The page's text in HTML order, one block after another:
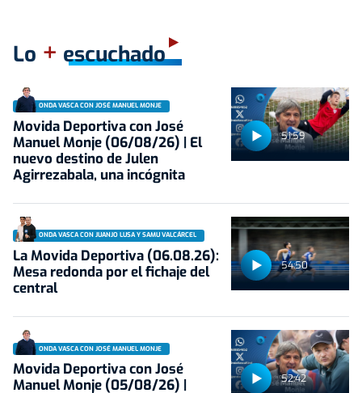
Lo + escuchado
51:59
ONDA VASCA CON JOSÉ MANUEL MONJE
Movida Deportiva con José
Manuel Monje (06/08/26) | El
nuevo destino de Julen
Agirrezabala, una incógnita
54:50
ONDA VASCA CON JUANJO LUSA Y SAMU VALCÁRCEL
La Movida Deportiva (06.08.26):
Mesa redonda por el fichaje del
central
52:42
ONDA VASCA CON JOSÉ MANUEL MONJE
Movida Deportiva con José
Manuel Monje (05/08/26) |